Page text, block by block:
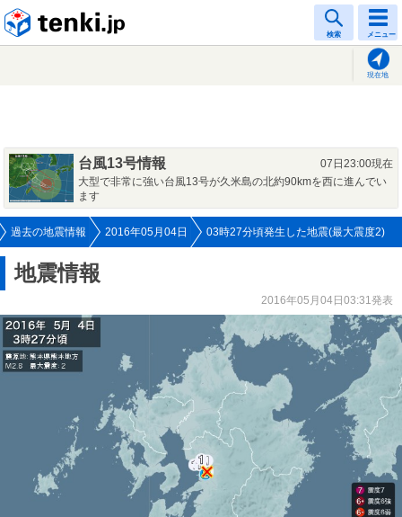
検索 メニュー
現在地
台風13号情報
07日23:00現在
大型で非常に強い台風13号が久米島の北約90kmを西に進んでい
ます
過去の地震情報 2016年05月04日 03時27分頃発生した地震(最大震度2)
地震情報
2016年05月04日03:31発表